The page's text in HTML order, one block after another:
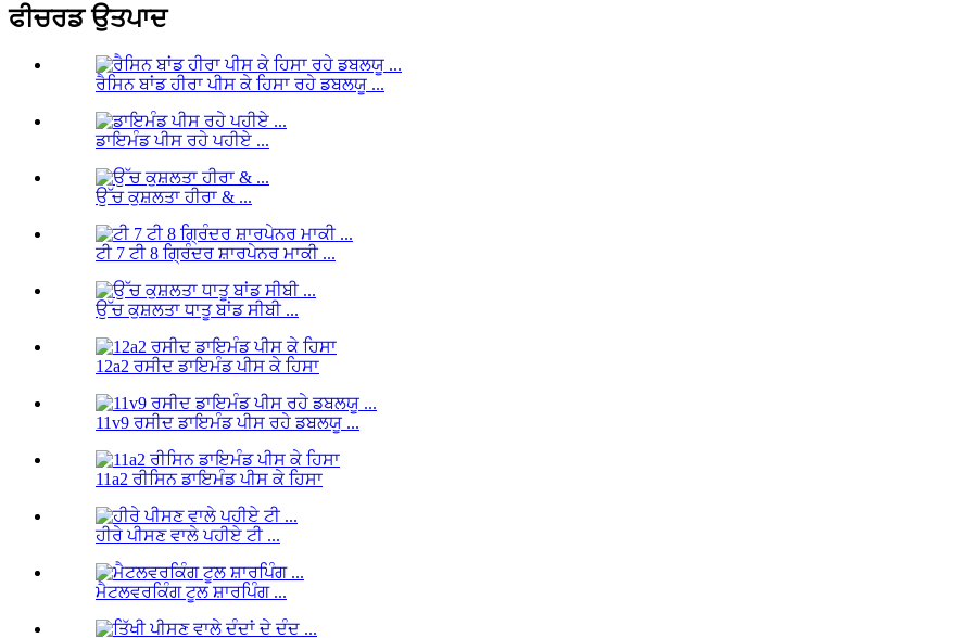
ਫੀਚਰਡ ਉਤਪਾਦ
ਰੈਸਿਨ ਬਾਂਡ ਹੀਰਾ ਪੀਸ ਕੇ ਹਿਸਾ ਰਹੇ ਡਬਲਯੂ ...
ਡਾਇਮੰਡ ਪੀਸ ਰਹੇ ਪਹੀਏ ...
ਉੱਚ ਕੁਸ਼ਲਤਾ ਹੀਰਾ & ...
ਟੀ 7 ਟੀ 8 ਗ੍ਰਿੰਦਰ ਸ਼ਾਰਪੇਨਰ ਮਾਕੀ ...
ਉੱਚ ਕੁਸ਼ਲਤਾ ਧਾਤੂ ਬਾਂਡ ਸੀਬੀ ...
12a2 ਰਸੀਦ ਡਾਇਮੰਡ ਪੀਸ ਕੇ ਹਿਸਾ
11v9 ਰਸੀਦ ਡਾਇਮੰਡ ਪੀਸ ਰਹੇ ਡਬਲਯੂ ...
11a2 ਰੀਸਿਨ ਡਾਇਮੰਡ ਪੀਸ ਕੇ ਹਿਸਾ
ਹੀਰੇ ਪੀਸਣ ਵਾਲੇ ਪਹੀਏ ਟੀ ...
ਮੈਟਲਵਰਕਿੰਗ ਟੂਲ ਸ਼ਾਰਪਿੰਗ ...